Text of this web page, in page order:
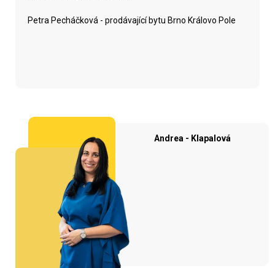
Petra Pecháčková - prodávající bytu Brno Královo Pole
Andrea - Klapalová